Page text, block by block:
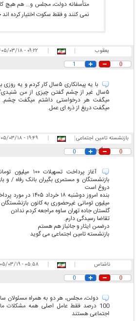
متأسفانه دولت، مجلس و... هم هیچ
نمی کنند و فقط سکوت اختیار کرده اند
یعقوب |
|
۰۹:۲۲ - ۱۴۰۵/۰۳/۱۸
0
1
با یه پیمانکاری ۵سال کار کردم
۵سال غیر از چشم گفتن چیزی از من
میگفت هر درخواستی داشتم میگفت
میگفت دریغ از ذره ای عمل.
بازنشسته تامین اجتماعی
می گوید
|
|
۱۹:۴۹ - ۱۴۰۵/۰۳/۱۸
0
0
آغاز پرداخت
دروغ است
میلیون تومانی غیرحضوری به کانون
گلستان جاده تهران ساوه مراجعه کردم ندادن
تقاضا رسیدگی دارم.
درضمن ایثار و جانباز هم هستم
بازنشسته تامین اجتماعی می گوید
ناشناس |
|
۰۵:۵۸ - ۱۴۰۵/۰۳/۱۹
0
0
دولت، مجلس، هر دو به همراه مسئولان
100 درصد فقط عامل اصلی همه مشکلات
اجتماعی هستند